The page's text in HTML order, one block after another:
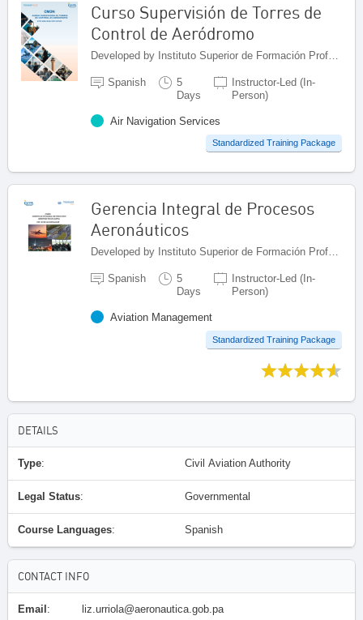
Curso Supervisión de Torres de
Control de Aeródromo
Spanish
5
Days
Instructor-Led (In-
Person)
Air Navigation Services
Standardized Training Package
Gerencia Integral de Procesos
Aeronáuticos
Developed by Instituto Superior de Formación Profesional Aeronáutica, Panama
Spanish
5
Days
Instructor-Led (In-
Person)
Aviation Management
Standardized Training Package
DETAILS
Type: Civil Aviation Authority
Legal Status: Governmental
Course Languages: Spanish
CONTACT INFO
Email : liz.urriola@aeronautica.gob.pa